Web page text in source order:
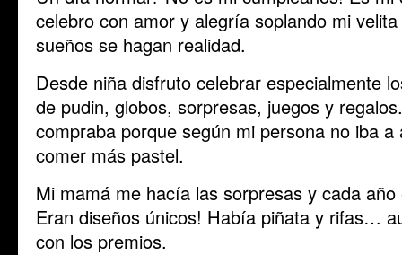
celebro con amor y alegría soplando mi
sueños se hagan realidad.
Desde niña disfruto celebrar especialmente
de pudin, globos, sorpresas, juegos y
compraba porque según mi persona no iba
comer más pastel.
Mi mamá me hacía las sorpresas y cada
Eran diseños únicos! Había piñata y rifas…
con los premios.